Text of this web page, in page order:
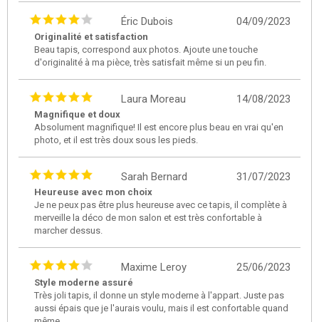
04/09/2023
Éric Dubois
Originalité et satisfaction
Beau tapis, correspond aux photos. Ajoute une touche
d'originalité à ma pièce, très satisfait même si un peu fin.
14/08/2023
Laura Moreau
Magnifique et doux
Absolument magnifique! Il est encore plus beau en vrai qu'en
photo, et il est très doux sous les pieds.
31/07/2023
Sarah Bernard
Heureuse avec mon choix
Je ne peux pas être plus heureuse avec ce tapis, il complète à
merveille la déco de mon salon et est très confortable à
marcher dessus.
25/06/2023
Maxime Leroy
Style moderne assuré
Très joli tapis, il donne un style moderne à l'appart. Juste pas
aussi épais que je l'aurais voulu, mais il est confortable quand